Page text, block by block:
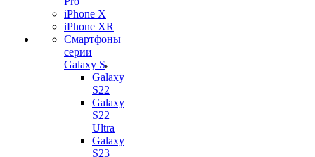
iPhone X
iPhone XR
Смартфоны
серии
Galaxy S
Galaxy
S22
Galaxy
S22
Ultra
Galaxy
S23